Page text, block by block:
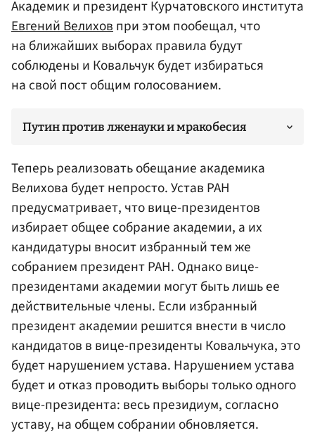
Академик и президент Курчатовского института
Евгений Велиховпри этом пообещал, что
на ближайших выборах правила будут
соблюдены и Ковальчук будет избираться
на свой пост общим голосованием.
Путин против лженауки и мракобесия
Теперь реализовать обещание академика
Велихова будет непросто. Устав РАН
предусматривает, что вице-президентов
избирает общее собрание академии, а их
кандидатуры вносит избранный тем же
собранием президент РАН. Однако вице-
президентами академии могут быть лишь ее
действительные члены. Если избранный
президент академии решится внести в число
кандидатов в вице-президенты Ковальчука, это
будет нарушением устава. Нарушением устава
будет и отказ проводить выборы только одного
вице-президента: весь президиум, согласно
уставу, на общем собрании обновляется.